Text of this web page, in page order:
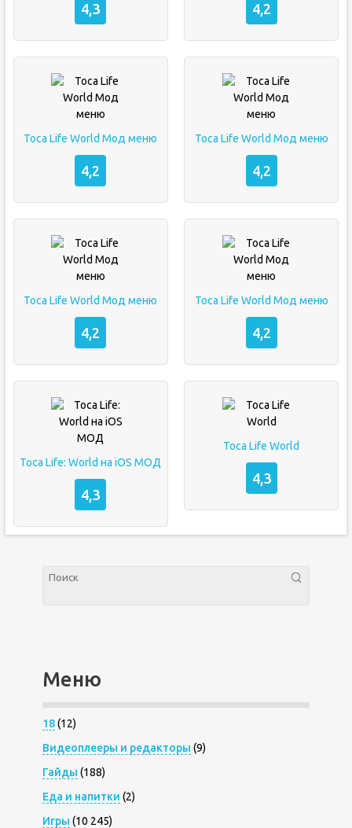
4,3 4,2
Toca Life World Мод меню
4,2
Toca Life World Мод меню
4,2
Toca Life World Мод меню
4,2
Toca Life World Мод меню
4,2
Toca Life: World на iOS МОД
4,3
Toca Life World
4,3
Меню
18(12)
Видеоплееры и редакторы (9)
Гайды (188)
Еда и напитки (2)
Игры (10 245)